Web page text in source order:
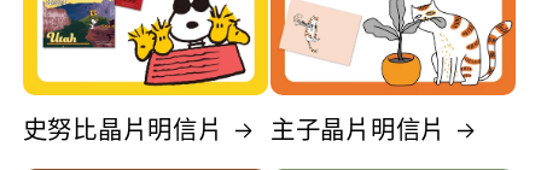
史努比晶片明信片 主子晶片明信片